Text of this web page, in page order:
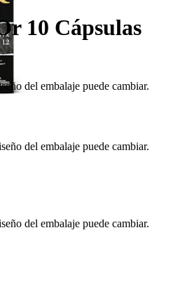
10 Cápsulas
del embalaje puede cambiar.
del embalaje puede cambiar.
del embalaje puede cambiar.